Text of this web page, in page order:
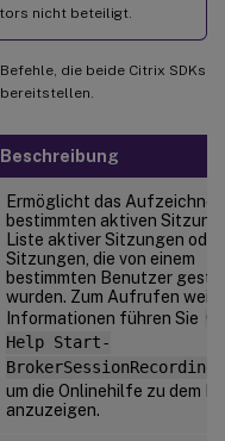
nicht beteiligt.
die beide Citrix SDKs
Beschreibung
Ermöglicht das
bestimmten aktiven
Liste aktiver Sitzungen oder
Sitzungen, die von einem
bestimmten Benutzer
wurden. Zum Aufrufen
Informationen führen Sie
Help Start-
BrokerSessionRecording
um die Onlinehilfe zu dem
anzuzeigen.